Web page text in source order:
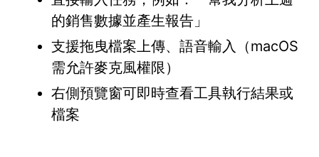
的銷售數據並產生報告」
支援拖曳檔案上傳、語音輸入（macOS
需允許麥克風權限）
右側預覽窗可即時查看工具執行結果或
檔案